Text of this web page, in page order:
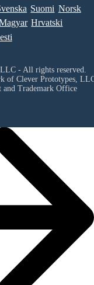
Suomi Norsk
Hrvatski
- All rights reserved.
of Clever Prototypes,
and Trademark Office